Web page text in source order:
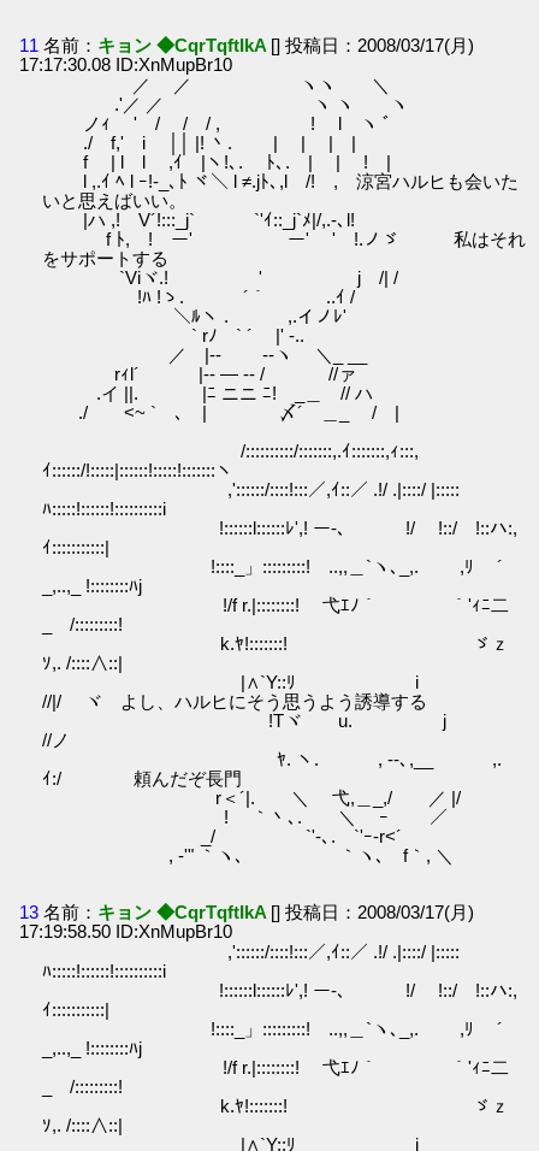
11 名前： キョン ◆CqrTqftIkA [] 投稿日：2008/03/17(月)
17:17:30.08 ID:XnMupBr10
／ ／ ヽヽ ＼
.'／ ／ ヽ ヽ ヽ
ノｨ ' / / / , ! l ヽ ﾞ
./ f,' i ││ |! 丶. | | | |
f | l l ,ｲ |ヽ!､. ﾄ､. | | ! |
l ,.ｲ ﾍ l ｰ!‐_､ﾄ ヾ＼ l ≠.jﾄ､,l /! , 涼宮ハルヒも会いた
いと思えばいい。
|ハ ,!ゞV´!:::_j` `'ｲ::_j`ﾒ|/,.-､l!
f ﾄ, ! ー' ー' ' !.ノゞ 私はそれ
をサポートする
`Viヾ.! ' j /| /
!ﾊ !ゝ. ´｀ ..ｲ /
＼ﾙヽ . ,.イノﾚ'
` rﾉ ` ´ |' -..
／ |‐- -‐ヽ ＼_ __
rｨl´ |-- ― -- / //ァ
.イ ||. |ﾆ ニニ ﾆ! _＿ // ハ
./ <~ ` ､ | 〆´ ＿_ ゝ/ |
/::::::::::/:::::::,.ｲ:::::::,ｨ:::,
ｲ::::::/!:::::|::::::!:::::!:::::::ヽ
,'::::::/::::!:::／,ｲ::／ .!/ .|::::/ |:::::
ﾊ:::::!::::::!::::::::::i
!::::::l::::::ﾚ',! ー-､ !/ !::/ !::ハ:,
ｲ:::::::::::|
!::::_」:::::::::! ..,,＿`ヽ､_,. ,ﾘ ´
_,..,_ !::::::::ﾊj
!/f r.|::::::::! 弋ｴﾉ｀ ｀'ｨﾆ二
_ /:::::::::!
k.ﾔ!:::::::! ゞｚ
ｿ,. /::::∧::|
|∧`Y::ﾘ i
//|/ ヾ よし、ハルヒにそう思うよう誘導する
!Tヾ u. j
//ノ
ﾔ. ヽ. , ‐-､,__ ,.
ｲ:/ 頼んだぞ長門
r＜´|. ＼ 弋,＿_,/ ／ |/
! ｀丶､. ＼ ｰ ／
_/ `'-､. `'ｰ-r<´
, -'" ｀ヽ､ ｀ヽ､ f｀, ＼
13 名前： キョン ◆CqrTqftIkA [] 投稿日：2008/03/17(月)
17:19:58.50 ID:XnMupBr10
,'::::::/::::!:::／,ｲ::／ .!/ .|::::/ |:::::
ﾊ:::::!::::::!::::::::::i
!::::::l::::::ﾚ',! ー-､ !/ !::/ !::ハ:,
ｲ:::::::::::|
!::::_」:::::::::! ..,,＿`ヽ､_,. ,ﾘ ´
_,..,_ !::::::::ﾊj
!/f r.|::::::::! 弋ｴﾉ｀ ｀'ｨﾆ二
_ /:::::::::!
k.ﾔ!:::::::! ゞｚ
ｿ,. /::::∧::|
|∧`Y::ﾘ i